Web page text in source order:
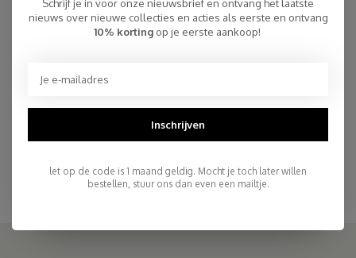
€35,00 OP VOORRAAD
Snelle Levering
Gratis Verzending binnen NL, ook ophalen Post NL locatie
Persoonlijke Klantenservice
Schrijf je in voor onze nieuwsbrief en ontvang het laatste
nieuws over nieuwe collecties en acties als eerste en ontvang
10% korting op je eerste aankoop!
Inschrijven
let op de code is 1 maand geldig. Mocht je toch later willen
bestellen, stuur ons dan even een mailtje.